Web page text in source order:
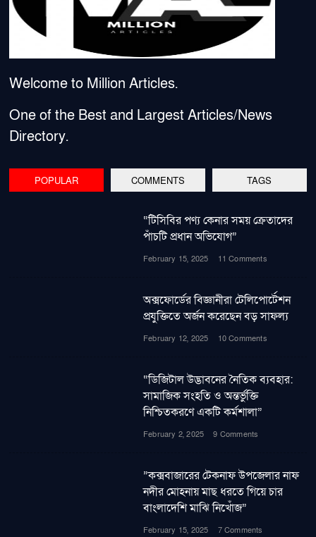
Welcome to Million Articles.
One of the Best and Largest Articles/News
Directory.
POPULAR COMMENTS TAGS
“টিসিবির পণ্য কেনার সময় ক্রেতাদের
পাঁচটি প্রধান অভিযোগ”
February 15, 2025 11 Comments
অক্সফোর্ডের বিজ্ঞানীরা টেলিপোর্টেশন
প্রযুক্তিতে অর্জন করেছেন বড় সাফল্য
February 12, 2025 10 Comments
“ডিজিটাল উদ্ভাবনের নৈতিক ব্যবহার:
সামাজিক সংহতি ও অন্তর্ভুক্তি
নিশ্চিতকরণে একটি কর্মশালা”
February 2, 2025 9 Comments
”কক্সবাজারের টেকনাফ উপজেলার নাফ
নদীর মোহনায় মাছ ধরতে গিয়ে চার
বাংলাদেশি মাঝি নিখোঁজ”
February 15, 2025 7 Comments